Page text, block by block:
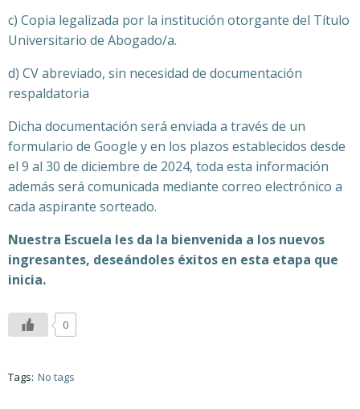
c) Copia legalizada por la institución otorgante del Título
Universitario de Abogado/a.
d) CV abreviado, sin necesidad de documentación
respaldatoria
Dicha documentación será enviada a través de un
formulario de Google y en los plazos establecidos desde
el 9 al 30 de diciembre de 2024, toda esta información
además será comunicada mediante correo electrónico a
cada aspirante sorteado.
Nuestra Escuela les da la bienvenida a los nuevos
ingresantes, deseándoles éxitos en esta etapa que
inicia.
0
Tags: No tags